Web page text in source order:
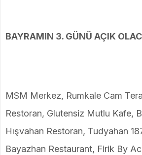
BAYRAMIN 3. GÜNÜ AÇIK
MSM Merkez, Rumkale Cam
Restoran, Glutensiz Mutlu Kafe,
Hışvahan Restoran, Tudyahan
Bayazhan Restaurant, Firik By